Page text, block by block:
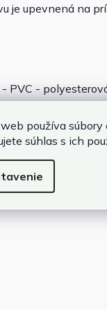
používa
súhlas s ich
je upevnená na
PVC -
cirkulácia 1249